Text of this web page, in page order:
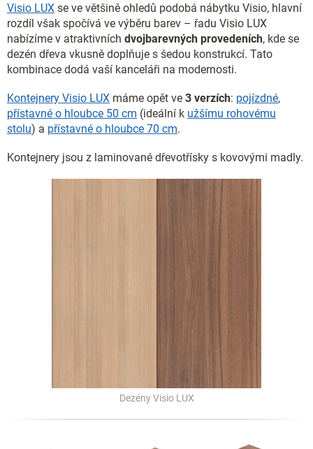
Visio LUX se ve většině ohledů podobá nábytku Visio, hlavní
rozdíl však spočívá ve výběru barev – řadu Visio LUX
nabízíme v atraktivních dvojbarevných provedeních, kde se
dezén dřeva vkusně doplňuje s šedou konstrukcí. Tato
kombinace dodá vaší kanceláři na modernosti.
Kontejnery Visio LUX máme opět ve 3 verzích: pojízdné,
přístavné o hloubce 50 cm (ideální k užšímu rohovému
stolu) a přístavné o hloubce 70 cm.
Kontejnery jsou z laminované dřevotřísky s kovovými madly.
Dezény Visio LUX